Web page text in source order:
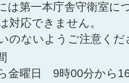
は第一本庁舎守衛室に
対応できません。
のないようご注意くだ
金曜日 9時00分から